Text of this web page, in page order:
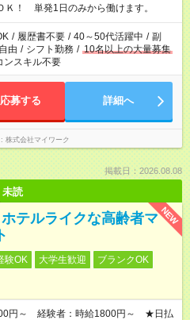
是非ご希望をお聞かせください！
Ｋ！ 単発1日のみから働けます。
/ 履歴書不要 / 40～50代活躍中 / 副
由 / シフト勤務 / 10名以上の大量募集
ンスキル不要
応募する 詳細へ
株式会社マイワーク
掲載日：2026.08.08
未読
NEW
テルライクな高齢者マ
験OK 大学生歓迎
ブランクOK
円～ 経験者：時給1800円～ ★日払